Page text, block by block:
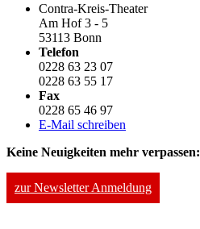
Contra-Kreis-Theater
Am Hof 3 - 5
53113 Bonn
Telefon
0228 63 23 07
0228 63 55 17
Fax
0228 65 46 97
E-Mail schreiben
Keine Neuigkeiten mehr verpassen:
zur Newsletter Anmeldung